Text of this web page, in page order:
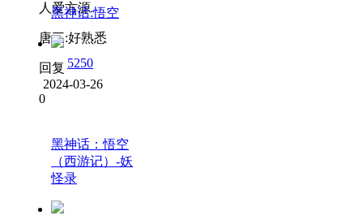
人爱方源
唐三:好熟悉
回复
2024-03-26
0
黑神话:悟空
5250
黑神话：悟空
（西游记）-妖
怪录